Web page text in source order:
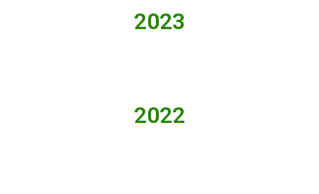
2023
2022